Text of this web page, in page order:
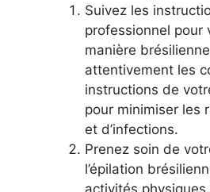
Suivez les
professionnel pour
manière
attentivement les
instructions de
pour minimiser les
et d’infections.
Prenez soin de
l’épilation
activités